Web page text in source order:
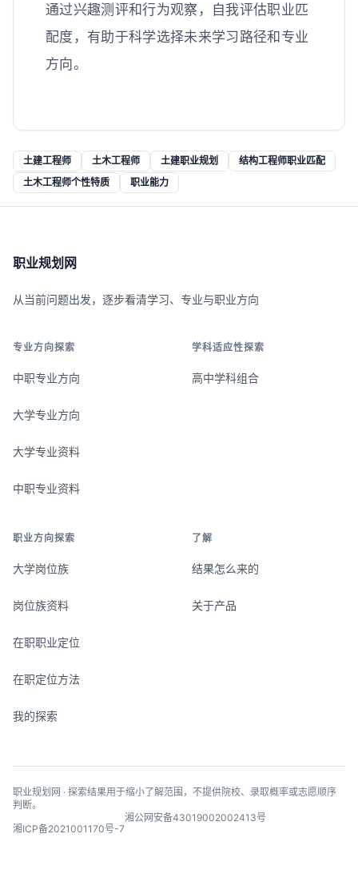
通过兴趣测评和行为观察，自我评估职业匹
配度，有助于科学选择未来学习路径和专业
方向。
土建工程师 土木工程师 土建职业规划
结构工程师职业匹配
土木工程师个性特质
职业能力
职业规划网
从当前问题出发，逐步看清学习、专业与职业方向
专业方向探索
中职专业方向
大学专业方向
大学专业资料
中职专业资料
学科适应性探索
高中学科组合
职业方向探索
大学岗位族
岗位族资料
在职职业定位
在职定位方法
我的探索
了解
结果怎么来的
关于产品
职业规划网 · 探索结果用于缩小了解范围，不提供院校、录取概率或志愿顺序
判断。
湘ICP备2021001170号-7
湘公网安备43019002002413号